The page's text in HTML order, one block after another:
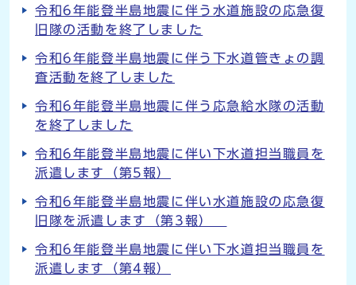
令和6年能登半島地震に伴う水道施設の応急復
旧隊の活動を終了しました
令和6年能登半島地震に伴う下水道管きょの調
査活動を終了しました
令和6年能登半島地震に伴う応急給水隊の活動
を終了しました
令和6年能登半島地震に伴い下水道担当職員を
派遣します（第5報）
令和6年能登半島地震に伴い水道施設の応急復
旧隊を派遣します（第3報）
令和6年能登半島地震に伴い下水道担当職員を
派遣します（第4報）